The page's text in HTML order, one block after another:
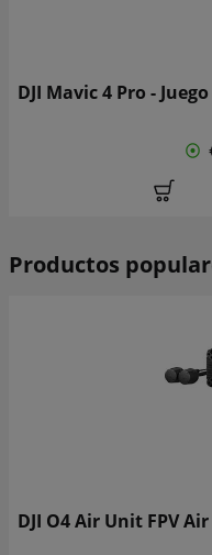
DJI Mavic 4 Pro -
Productos
DJI O4 Air Unit FPV